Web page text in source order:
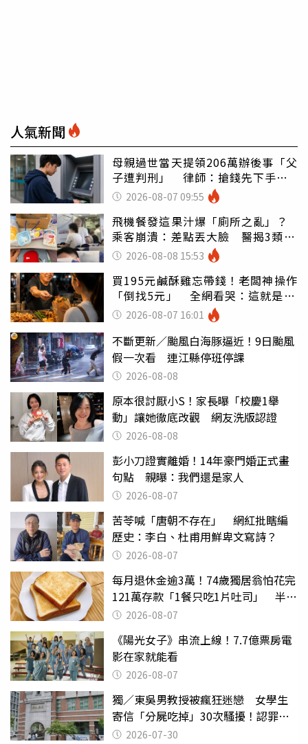
人氣新聞
母親過世當天提領206萬辦後事「父
子遭判刑」 律師：搶錢先下手是
罪 2026-08-07 09:55
飛機餐發這果汁爆「廁所之亂」？
乘客崩潰：差點丟大臉 醫揭3類人
別亂喝
2026-08-08 15:53
買195元鹹酥雞忘帶錢！老闆神操作
「倒找5元」 全網看哭：這就是台
灣 2026-08-07 16:01
不斷更新／颱風白海豚逼近！9日颱風
假一次看 連江縣停班停課
2026-08-08
原本很討厭小S！家長曝「校慶1舉
動」讓她徹底改觀 網友洗版認證
2026-08-08
彭小刀證實離婚！14年豪門婚正式畫
句點 親曝：我們還是家人
2026-08-07
苦苓喊「唐朝不存在」 網紅批瞎編
歷史：李白、杜甫用鮮卑文寫詩？
2026-08-07
每月退休金逾3萬！74歲獨居翁怕花完
121萬存款「1餐只吃1片吐司」 半年
後暴瘦嚇壞女兒
2026-08-07
《陽光女子》串流上線！7.7億票房電
影在家就能看
2026-08-07
獨／東吳男教授被瘋狂迷戀 女學生
寄信「分屍吃掉」30次騷擾！認罪免
關 2026-07-30